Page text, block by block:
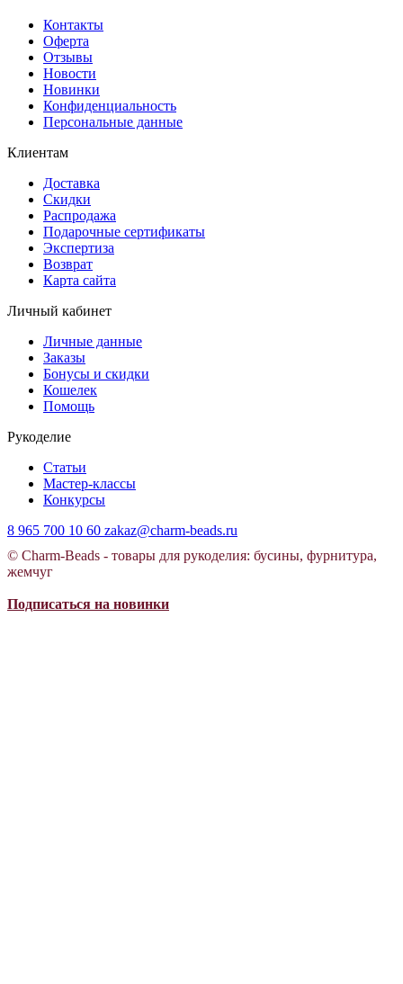
Контакты
Оферта
Отзывы
Новости
Новинки
Конфиденциальность
Персональные данные
Клиентам
Доставка
Скидки
Распродажа
Подарочные сертификаты
Экспертиза
Возврат
Карта сайта
Личный кабинет
Личные данные
Заказы
Бонусы и скидки
Кошелек
Помощь
Рукоделие
Статьи
Мастер-классы
Конкурсы
8 965 700 10 60 zakaz@charm-beads.ru
© Charm-Beads - товары для рукоделия: бусины, фурнитура,
жемчуг
Подписаться на новинки